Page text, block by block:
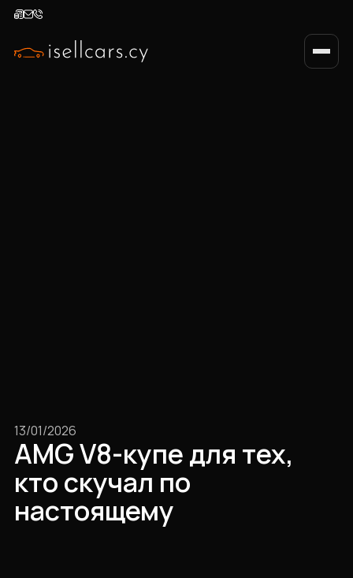
13/01/2026
AMG V8-купе для тех,
кто скучал по
настоящему